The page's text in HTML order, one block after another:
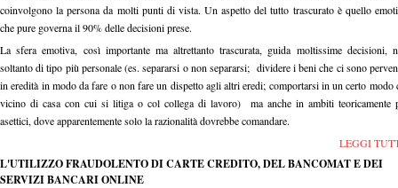
coinvolgono la persona da molti punti di vista. Un aspetto del tutto trascurato è quello
che pure governa il 90% delle decisioni prese.
La sfera emotiva, così importante ma altrettanto trascurata, guida moltissime decisioni,
soltanto di tipo più personale (es. separarsi o non separarsi; dividere i beni che ci sono
in eredità in modo da fare o non fare un dispetto agli altri eredi; comportarsi in un certo modo
vicino di casa con cui si litiga o col collega di lavoro) ma anche in ambiti teoricamente
asettici, dove apparentemente solo la razionalità dovrebbe comandare.
LEGGI
L'UTILIZZO FRAUDOLENTO DI CARTE CREDITO, DEL BANCOMAT E DEI
SERVIZI BANCARI ONLINE